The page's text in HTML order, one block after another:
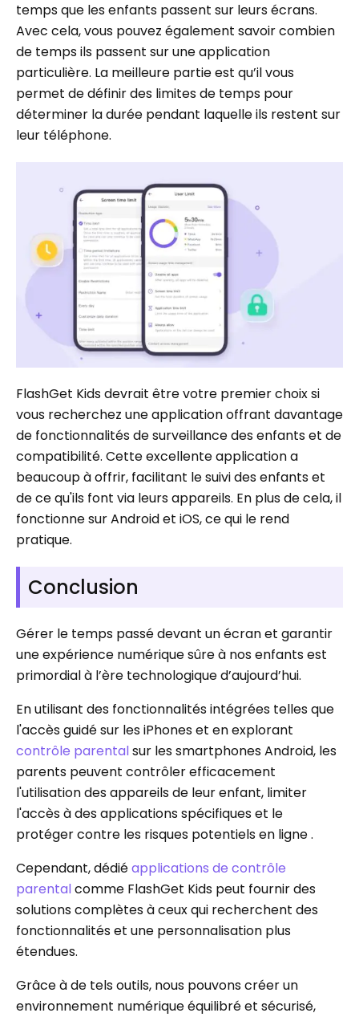
temps que les enfants passent sur leurs écrans.
Avec cela, vous pouvez également savoir combien
de temps ils passent sur une application
particulière. La meilleure partie est qu’il vous
permet de définir des limites de temps pour
déterminer la durée pendant laquelle ils restent sur
leur téléphone.
FlashGet Kids devrait être votre premier choix si
vous recherchez une application offrant davantage
de fonctionnalités de surveillance des enfants et de
compatibilité. Cette excellente application a
beaucoup à offrir, facilitant le suivi des enfants et
de ce qu'ils font via leurs appareils. En plus de cela, il
fonctionne sur Android et iOS, ce qui le rend
pratique.
Conclusion
Gérer le temps passé devant un écran et garantir
une expérience numérique sûre à nos enfants est
primordial à l’ère technologique d’aujourd’hui.
En utilisant des fonctionnalités intégrées telles que
l'accès guidé sur les iPhones et en explorant
contrôle parentalsur les smartphones Android, les
parents peuvent contrôler efficacement
l'utilisation des appareils de leur enfant, limiter
l'accès à des applications spécifiques et le
protéger contre les risques potentiels en ligne .
Cependant, dédiéapplications de contrôle
parentalcomme FlashGet Kids peut fournir des
solutions complètes à ceux qui recherchent des
fonctionnalités et une personnalisation plus
étendues.
Grâce à de tels outils, nous pouvons créer un
environnement numérique équilibré et sécurisé,